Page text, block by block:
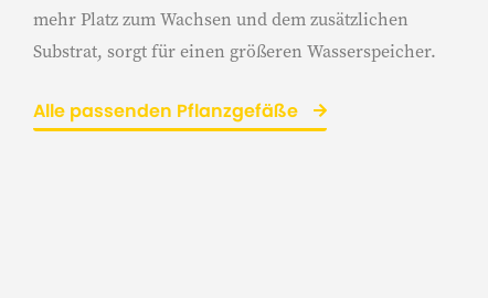
mehr Platz zum Wachsen und dem zusätzlichen
Substrat, sorgt für einen größeren Wasserspeicher.
Alle passenden Pflanzgefäße